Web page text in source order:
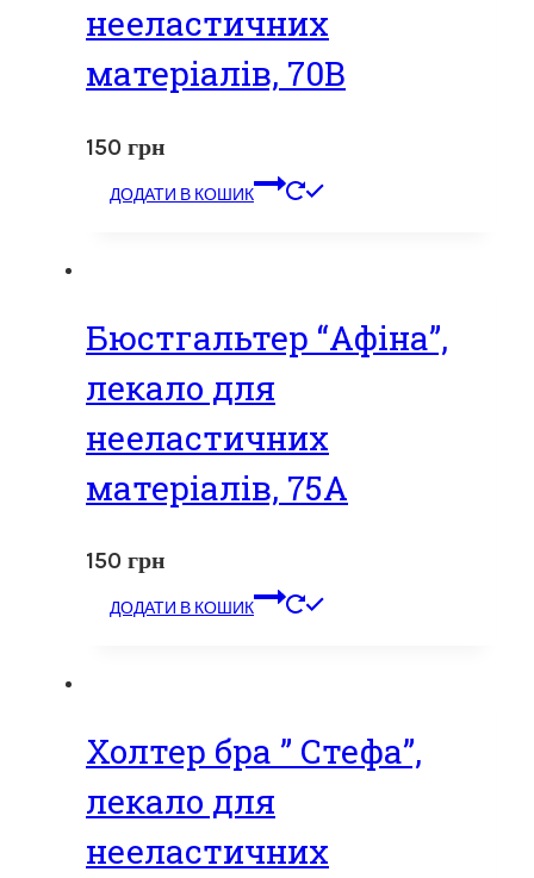
нееластичних
матеріалів, 70В
150 грн
ДОДАТИ В КОШИК
Бюстгальтер “Афіна”,
лекало для
нееластичних
матеріалів, 75А
150 грн
ДОДАТИ В КОШИК
Холтер бра ” Стефа”,
лекало для
нееластичних